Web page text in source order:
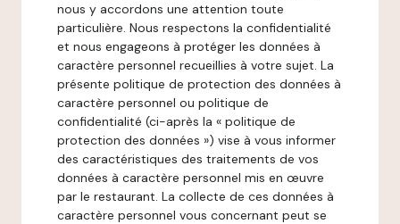
nous y accordons une attention toute
particulière. Nous respectons la confidentialité
et nous engageons à protéger les données à
caractère personnel recueillies à votre sujet. La
présente politique de protection des données à
caractère personnel ou politique de
confidentialité (ci-après la « politique de
protection des données ») vise à vous informer
des caractéristiques des traitements de vos
données à caractère personnel mis en œuvre
par le restaurant. La collecte de ces données à
caractère personnel vous concernant peut se